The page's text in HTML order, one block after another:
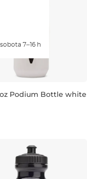
7–16 h
oz Podium Bottle white